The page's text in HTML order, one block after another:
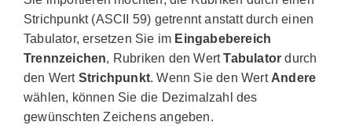
Strichpunkt (ASCII 59) getrennt anstatt durch einen
Tabulator, ersetzen Sie im Eingabebereich
Trennzeichen, Rubriken den WertTabulator durch
den Wert Strichpunkt. Wenn Sie den Wert Andere
wählen, können Sie die Dezimalzahl des
gewünschten Zeichens angeben.